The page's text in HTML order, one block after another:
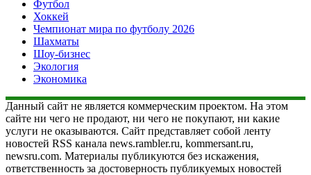
Футбол
Хоккей
Чемпионат мира по футболу 2026
Шахматы
Шоу-бизнес
Экология
Экономика
Данный сайт не является коммерческим проектом. На этом
сайте ни чего не продают, ни чего не покупают, ни какие
услуги не оказываются. Сайт представляет собой ленту
новостей RSS канала news.rambler.ru, kommersant.ru,
newsru.com. Материалы публикуются без искажения,
ответственность за достоверность публикуемых новостей